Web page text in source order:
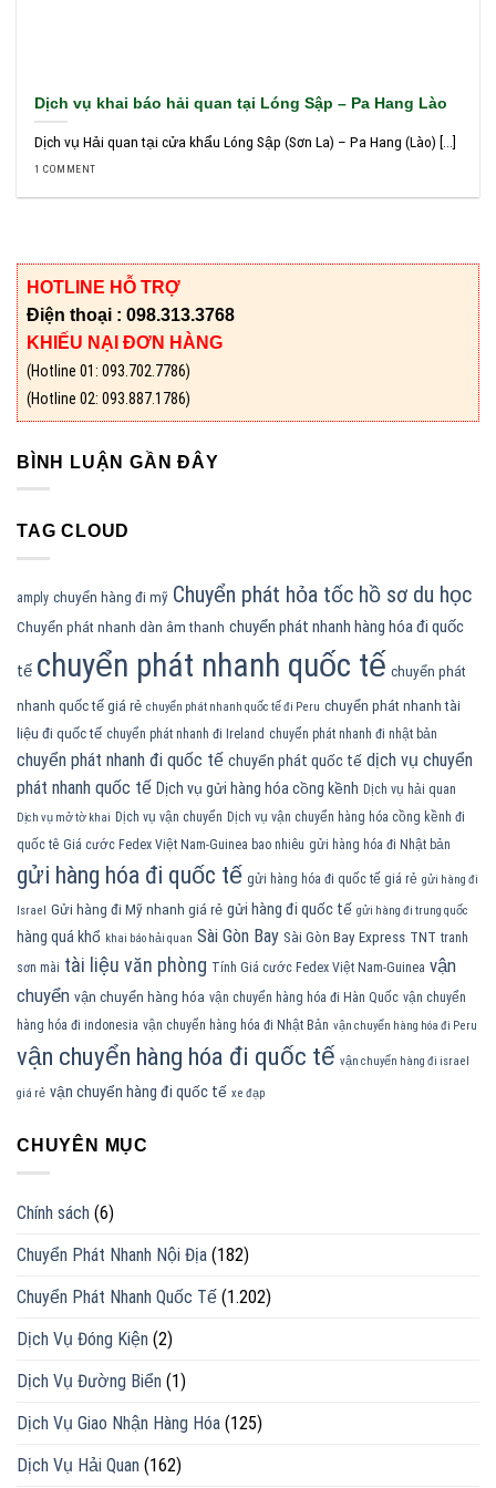
Dịch vụ khai báo hải quan tại Lóng Sập – Pa Hang Lào
Dịch vụ Hải quan tại cửa khẩu Lóng Sập (Sơn La) – Pa Hang (Lào) [...]
1 COMMENT
HOTLINE HỖ TRỢ
Điện thoại : 098.313.3768
KHIẾU NẠI ĐƠN HÀNG
(Hotline 01: 093.702.7786)
(Hotline 02: 093.887.1786)
BÌNH LUẬN GẦN ĐÂY
TAG CLOUD
amply chuyển hàng đi mỹ Chuyển phát hỏa tốc hồ sơ du học
Chuyển phát nhanh dàn âm thanh chuyển phát nhanh hàng hóa đi quốc
tế chuyển phát nhanh quốc tế chuyển phát
nhanh quốc tế giá rẻ chuyển phát nhanh quốc tế đi Peru chuyển phát nhanh tài
liệu đi quốc tế chuyển phát nhanh đi Ireland chuyển phát nhanh đi nhật bản
chuyển phát nhanh đi quốc tế chuyển phát quốc tế dịch vụ chuyển
phát nhanh quốc tế Dịch vụ gửi hàng hóa cồng kềnh Dịch vụ hải quan
Dịch vụ mở tờ khai Dịch vụ vận chuyển Dịch vụ vận chuyển hàng hóa cồng kềnh đi
quốc tê Giá cước Fedex Việt Nam-Guinea bao nhiêu gửi hàng hóa đi Nhật bản
gửi hàng hóa đi quốc tế gửi hàng hóa đi quốc tế giá rẻ gửi hàng đi
Israel Gửi hàng đi Mỹ nhanh giá rẻ gửi hàng đi quốc tế gửi hàng đi trung quốc
hàng quá khổ khai báo hải quan Sài Gòn Bay Sài Gòn Bay Express TNT tranh
sơn mài tài liệu văn phòng Tính Giá cước Fedex Việt Nam-Guinea vận
chuyển vận chuyển hàng hóa vận chuyển hàng hóa đi Hàn Quốc vận chuyển
hàng hóa đi indonesia vận chuyển hàng hóa đi Nhật Bản vận chuyển hàng hóa đi Peru
vận chuyển hàng hóa đi quốc tế vận chuyển hàng đi israel
giá rẻ vận chuyển hàng đi quốc tế xe đạp
CHUYÊN MỤC
Chính sách (6)
Chuyển Phát Nhanh Nội Địa (182)
Chuyển Phát Nhanh Quốc Tế (1.202)
Dịch Vụ Đóng Kiện (2)
Dịch Vụ Đường Biển (1)
Dịch Vụ Giao Nhận Hàng Hóa (125)
Dịch Vụ Hải Quan (162)